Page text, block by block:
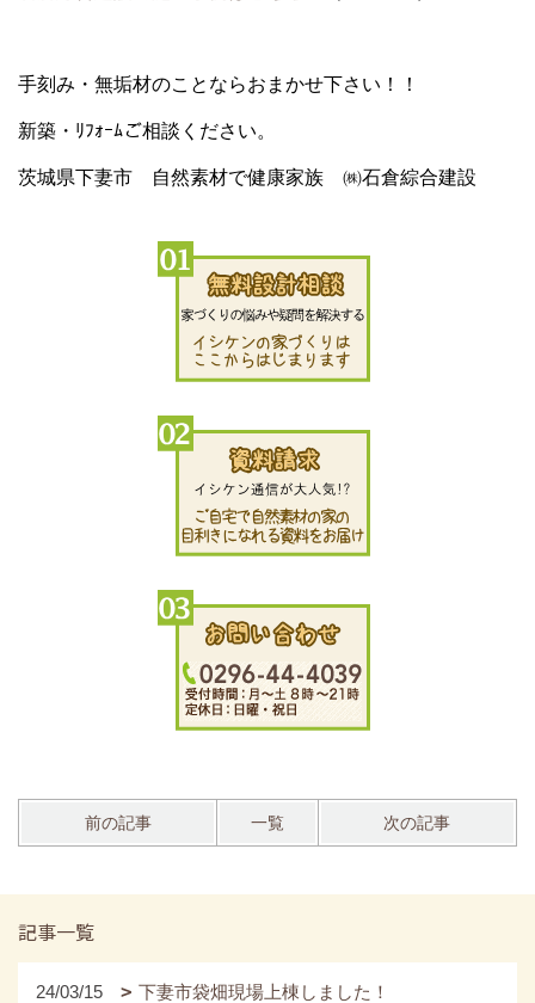
手刻み・無垢材のことならおまかせ下さい！！
新築・ﾘﾌｫｰﾑご相談ください。
茨城県下妻市 自然素材で健康家族 ㈱石倉綜合建設
前の記事 一覧 次の記事
記事一覧
24/03/15 下妻市袋畑現場上棟しました！